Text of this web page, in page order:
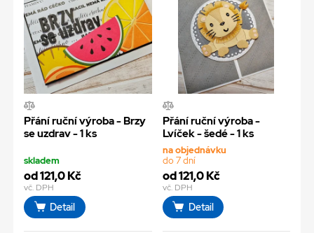
Přání ruční výroba - Brzy
se uzdrav - 1 ks
skladem
od 121,0 Kč
vč. DPH
Detail
Přání ruční výroba -
Lvíček - šedé - 1 ks
na objednávku
do 7 dní
od 121,0 Kč
vč. DPH
Detail